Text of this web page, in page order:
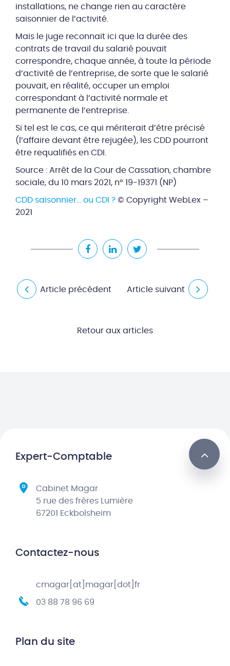
installations, ne change rien au caractère
saisonnier de l’activité.
Mais le juge reconnait ici que la durée des
contrats de travail du salarié pouvait
correspondre, chaque année, à toute la période
d’activité de l’entreprise, de sorte que le salarié
pouvait, en réalité, occuper un emploi
correspondant à l’activité normale et
permanente de l’entreprise.
Si tel est le cas, ce qui mériterait d’être précisé
(l’affaire devant être rejugée), les CDD pourront
être requalifiés en CDI.
Source : Arrêt de la Cour de Cassation, chambre
sociale, du 10 mars 2021, n° 19-19371 (NP)
CDD saisonnier… ou CDI ? © Copyright WebLex –
2021
Article précédent Article suivant
Retour aux articles
Expert-Comptable
Cabinet Magar
5 rue des frères Lumière
67201 Eckbolsheim
Contactez-nous
cmagar[at]magar[dot]fr
03 88 78 96 69
Plan du site